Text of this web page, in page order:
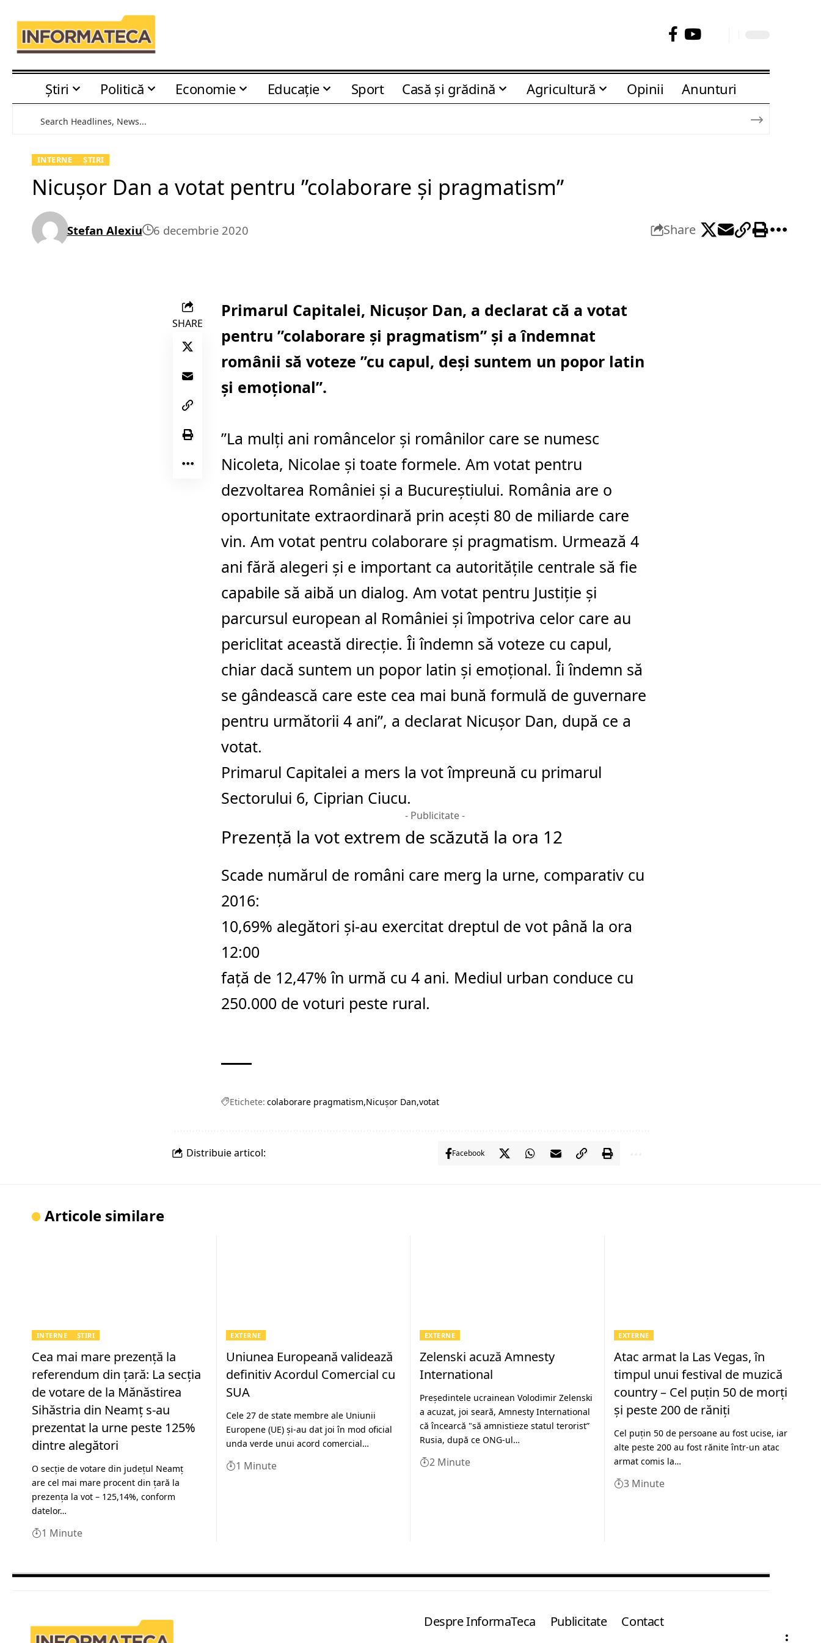
Știri Politică Economie Educaţie Sport Casă şi grădină Agricultură Opinii Anunturi
INTERNE ȘTIRI
Nicușor Dan a votat pentru ”colaborare și pragmatism”
Stefan Alexiu 6 decembrie 2020 Share
SHARE
Primarul Capitalei, Nicușor Dan, a declarat că a votat
pentru ”colaborare și pragmatism” și a îndemnat
românii să voteze ”cu capul, deși suntem un popor latin
și emoțional”.
”La mulți ani româncelor și românilor care se numesc
Nicoleta, Nicolae și toate formele. Am votat pentru
dezvoltarea României și a Bucureștiului. România are o
oportunitate extraordinară prin acești 80 de miliarde care
vin. Am votat pentru colaborare și pragmatism. Urmează 4
ani fără alegeri și e important ca autoritățile centrale să fie
capabile să aibă un dialog. Am votat pentru Justiție și
parcursul european al României și împotriva celor care au
periclitat această direcție. Îi îndemn să voteze cu capul,
chiar dacă suntem un popor latin și emoțional. Îi îndemn să
se gândească care este cea mai bună formulă de guvernare
pentru următorii 4 ani”, a declarat Nicușor Dan, după ce a
votat.
Primarul Capitalei a mers la vot împreună cu primarul
Sectorului 6, Ciprian Ciucu.
- Publicitate -
Prezență la vot extrem de scăzută la ora 12
Scade numărul de români care merg la urne, comparativ cu
2016:
10,69% alegători și-au exercitat dreptul de vot până la ora
12:00
față de 12,47% în urmă cu 4 ani. Mediul urban conduce cu
250.000 de voturi peste rural.
Etichete: colaborare pragmatism Nicușor Dan votat
Distribuie articol: Facebook
Articole similare
INTERNE ȘTIRI
Cea mai mare prezență la
referendum din țară: La secția
de votare de la Mănăstirea
Sihăstria din Neamț s-au
prezentat la urne peste 125%
dintre alegători
O secție de votare din județul Neamț
are cel mai mare procent din țară la
prezența la vot – 125,14%, conform
datelor…
1 Minute
EXTERNE
Uniunea Europeană validează
definitiv Acordul Comercial cu
SUA
Cele 27 de state membre ale Uniunii
Europene (UE) şi-au dat joi în mod oficial
unda verde unui acord comercial…
1 Minute
EXTERNE
Zelenski acuză Amnesty
International
Preşedintele ucrainean Volodimir Zelenski
a acuzat, joi seară, Amnesty International
că încearcă "să amnistieze statul terorist”
Rusia, după ce ONG-ul…
2 Minute
EXTERNE
Atac armat la Las Vegas, în
timpul unui festival de muzică
country – Cel puţin 50 de morţi
şi peste 200 de răniţi
Cel puţin 50 de persoane au fost ucise, iar
alte peste 200 au fost rănite într-un atac
armat comis la…
3 Minute
Despre InformaTeca Publicitate Contact